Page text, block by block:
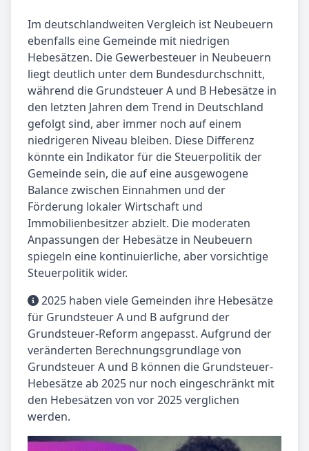
Im deutschlandweiten Vergleich ist Neubeuern
ebenfalls eine Gemeinde mit niedrigen
Hebesätzen. Die Gewerbesteuer in Neubeuern
liegt deutlich unter dem Bundesdurchschnitt,
während die Grundsteuer A und B Hebesätze in
den letzten Jahren dem Trend in Deutschland
gefolgt sind, aber immer noch auf einem
niedrigeren Niveau bleiben. Diese Differenz
könnte ein Indikator für die Steuerpolitik der
Gemeinde sein, die auf eine ausgewogene
Balance zwischen Einnahmen und der
Förderung lokaler Wirtschaft und
Immobilienbesitzer abzielt. Die moderaten
Anpassungen der Hebesätze in Neubeuern
spiegeln eine kontinuierliche, aber vorsichtige
Steuerpolitik wider.
2025 haben viele Gemeinden ihre Hebesätze
für Grundsteuer A und B aufgrund der
Grundsteuer-Reform angepasst. Aufgrund der
veränderten Berechnungsgrundlage von
Grundsteuer A und B können die Grundsteuer-
Hebesätze ab 2025 nur noch eingeschränkt mit
den Hebesätzen von vor 2025 verglichen
werden.